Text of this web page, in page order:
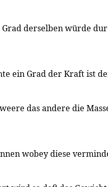
derselben würde
ein Grad der Kraft ist
das andere die
wobey diese